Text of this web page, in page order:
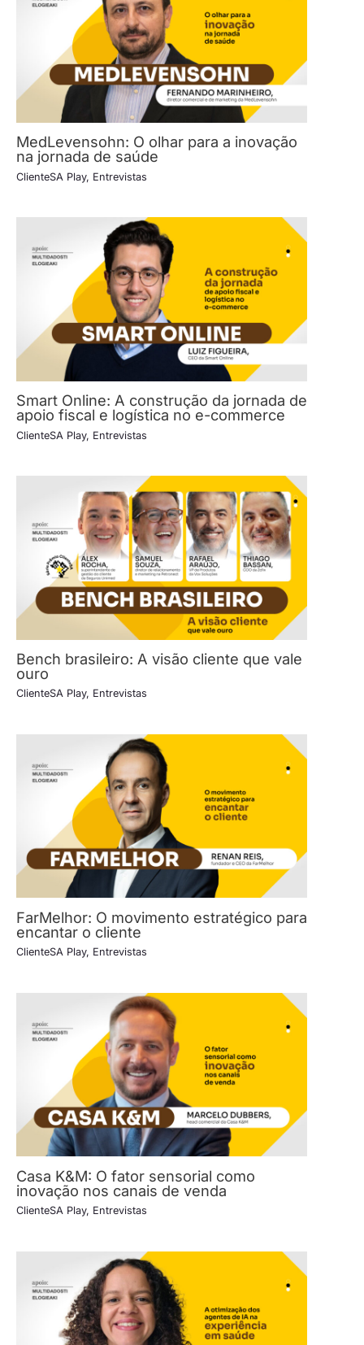
MedLevensohn: O olhar para a inovação
na jornada de saúde
ClienteSA Play, Entrevistas
Smart Online: A construção da jornada de
apoio fiscal e logística no e-commerce
ClienteSA Play, Entrevistas
Bench brasileiro: A visão cliente que vale
ouro
ClienteSA Play, Entrevistas
FarMelhor: O movimento estratégico para
encantar o cliente
ClienteSA Play, Entrevistas
Casa K&M: O fator sensorial como
inovação nos canais de venda
ClienteSA Play, Entrevistas